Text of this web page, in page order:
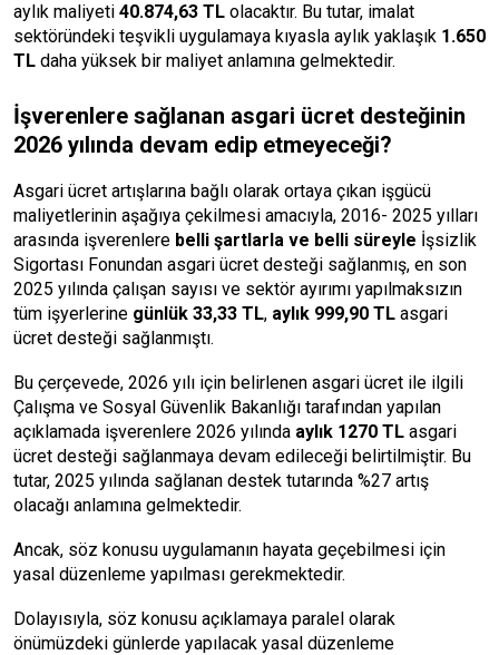
aylık maliyeti 40.874,63 TL olacaktır. Bu tutar, imalat
sektöründeki teşvikli uygulamaya kıyasla aylık yaklaşık 1.650
TL daha yüksek bir maliyet anlamına gelmektedir.
İşverenlere sağlanan asgari ücret desteğinin
2026 yılında devam edip etmeyeceği?
Asgari ücret artışlarına bağlı olarak ortaya çıkan işgücü
maliyetlerinin aşağıya çekilmesi amacıyla, 2016- 2025 yılları
arasında işverenlere belli şartlarla ve belli süreyle İşsizlik
Sigortası Fonundan asgari ücret desteği sağlanmış, en son
2025 yılında çalışan sayısı ve sektör ayırımı yapılmaksızın
tüm işyerlerine günlük 33,33 TL, aylık 999,90 TL asgari
ücret desteği sağlanmıştı.
Bu çerçevede, 2026 yılı için belirlenen asgari ücret ile ilgili
Çalışma ve Sosyal Güvenlik Bakanlığı tarafından yapılan
açıklamada işverenlere 2026 yılında aylık 1270 TL asgari
ücret desteği sağlanmaya devam edileceği belirtilmiştir. Bu
tutar, 2025 yılında sağlanan destek tutarında %27 artış
olacağı anlamına gelmektedir.
Ancak, söz konusu uygulamanın hayata geçebilmesi için
yasal düzenleme yapılması gerekmektedir.
Dolayısıyla, söz konusu açıklamaya paralel olarak
önümüzdeki günlerde yapılacak yasal düzenleme